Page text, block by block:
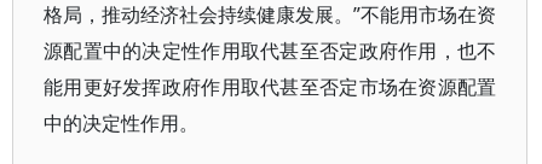
格局，推动经济社会持续健康发展。”不能用市场在资
源配置中的决定性作用取代甚至否定政府作用，也不
能用更好发挥政府作用取代甚至否定市场在资源配置
中的决定性作用。